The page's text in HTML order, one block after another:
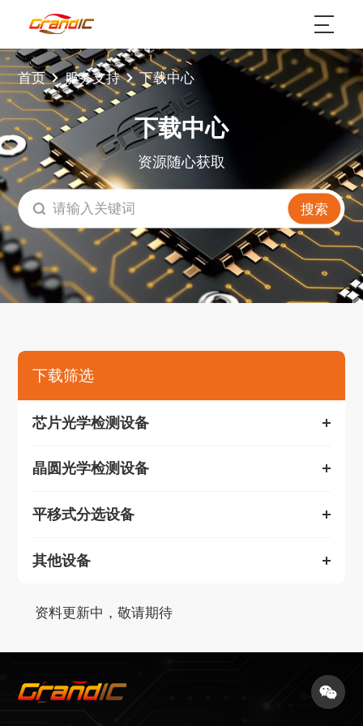
首页 服务支持 下载中心
下载中心
资源随心获取
搜索
下载筛选
芯片光学检测设备
晶圆光学检测设备
平移式分选设备
其他设备
资料更新中，敬请期待